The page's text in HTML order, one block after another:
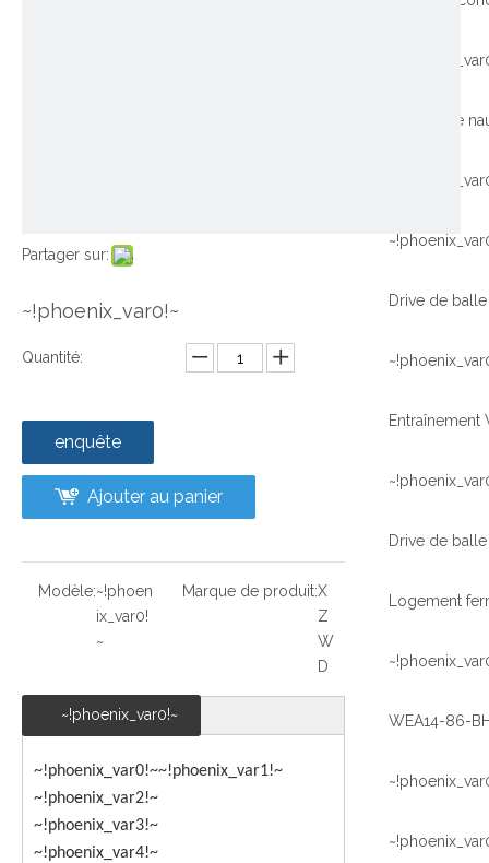
Partager sur:
~!phoenix_var0!~
Quantité:
enquête
Ajouter au panier
Modèle:~!phoen
ix_var0!
~
Marque de produit:X
Z
W
D
~!phoenix_var0!~
~!phoenix_var0!~~!phoenix_var1!~
~!phoenix_var2!~
~!phoenix_var3!~
~!phoenix_var4!~
Logement